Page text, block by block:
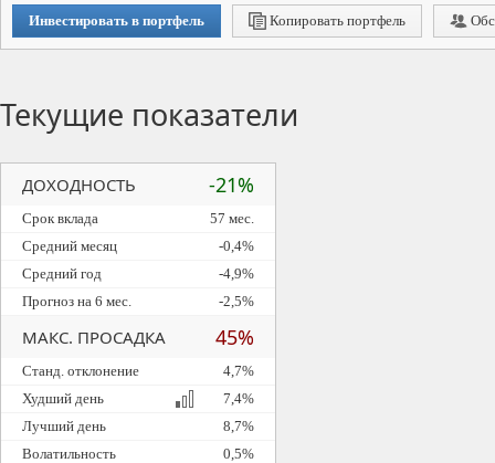
Инвестировать в портфель Копировать портфель
Текущие показатели
ДОХОДНОСТЬ -21%
Срок вклада
57 мес.
Средний месяц
-0,4%
Средний год
-4,9%
Прогноз на 6 мес.
-2,5%
МАКС. ПРОСАДКА 45%
Станд. отклонение
4,7%
Худший день
7,4%
Лучший день
8,7%
Волатильность
0,5%